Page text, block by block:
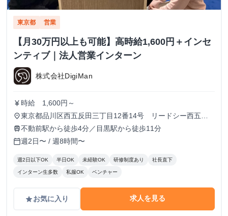
東京都 営業
【月30万円以上も可能】高時給1,600円＋インセ
ンティブ｜法人営業インターン
株式会社DigiMan
currency_yen 時給 1,600円～
place東京都品川区西五反田三丁目12番14号 リードシー西五反
田ビル7-8階（受付8階）
train不動前駅から徒歩4分／目黒駅から徒歩11分
calendar_today週2日〜 / 週8時間〜
週2日以下OK 半日OK 未経験OK 研修制度あり 社長直下
インターン生多数 私服OK ベンチャー
gradeお気に入り 求人を見る